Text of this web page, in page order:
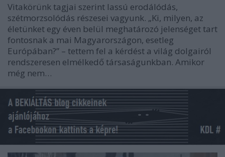
Vitakörünk tagjai szerint lassú erodálódás,
szétmorzsolódás részesei vagyunk. „Ki, milyen, az
életünket egy éven belül meghatározó jelenséget tart
fontosnak a mai Magyarországon, esetleg
Európában?” – tettem fel a kérdést a világ dolgairól
rendszeresen elmélkedő társaságunkban. Amikor
még nem…